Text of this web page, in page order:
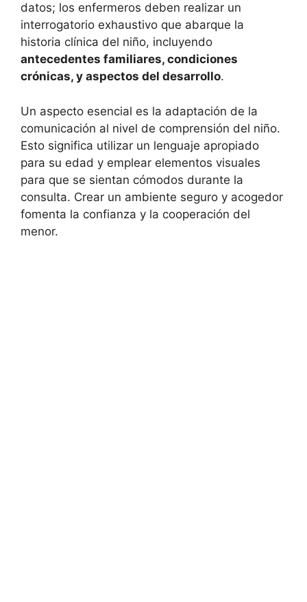
datos; los enfermeros deben realizar un
interrogatorio exhaustivo que abarque la
historia clínica del niño, incluyendo
antecedentes familiares, condiciones
crónicas, y aspectos del desarrollo.
Un aspecto esencial es la adaptación de la
comunicación al nivel de comprensión del niño.
Esto significa utilizar un lenguaje apropiado
para su edad y emplear elementos visuales
para que se sientan cómodos durante la
consulta. Crear un ambiente seguro y acogedor
fomenta la confianza y la cooperación del
menor.